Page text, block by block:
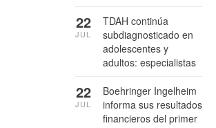
TDAH continúa
subdiagnosticado en
adolescentes y
adultos: especialistas
22
JUL
Boehringer Ingelheim
informa sus resultados
financieros del primer
22
JUL